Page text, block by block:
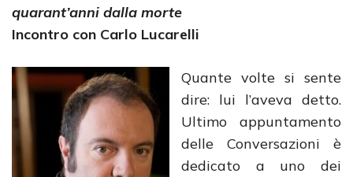
quarant’anni dalla morte
Incontro con Carlo Lucarelli
Quante volte si sente
dire: lui l’aveva detto.
Ultimo appuntamento
delle Conversazioni è
dedicato a uno dei